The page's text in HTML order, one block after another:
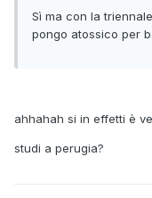
Sì ma con la
pongo atossico per
ahhahah si in effetti è
studi a perugia?